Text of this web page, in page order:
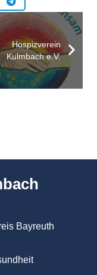
Hospizverein
Kulmbach e.V.
Bayreuth